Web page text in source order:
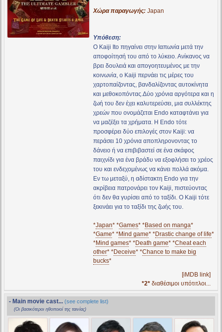
Χώρα παραγωγής: Japan
Υπόθεση:
Ο Kaiji Ito πηγαίνει στην Ιαπωνία μετά την
αποφοίτησή του από το λύκειο. Ανίκανος να
βρει δουλειά και απογοητευμένος με την
κοινωνία, ο Kaiji περνάει τις μέρες του
χαρτοπαίζοντας, βανδαλίζοντας αυτοκίνητα
και μεθοκοπόντας.Δύο χρόνια αργότερα και η
ζωή του δεν έχει καλυτερεύσει, μια συλλέκτης
χρεών που ονομάζεται Endo καταφτάνει για
να μαζέξει τα χρήματα. Η Endo τότε
προσφέρει δύο επιλογές στον Kaiji: να
περάσει 10 χρόνια αποπληρονοντας το
δάνειο ή να επιβιβαστεί σε ένα σκάφος
παιχνίδι για ένα βράδυ να εξοφλήσει το χρέος
του και ενδεχομένως να κάνει πολλά ακόμα.
Εν τω μεταξύ, η αδίστακτη Endo για την
ακρίβεια πατρονάρει τον Kaiji, πιστεύοντας
ότι δεν θα γυρίσει από το ταξίδι. Ο Kaiji τότε
ξεκινάει για το ταξίδι της ζωής του.
*Japan* *Games* *Based on manga*
*Game* *Mind game* *Drastic change of life*
*Mind games* *Death game* *Cheat each
other* *Deceive* *Chance to make big
bucks*
[iMDB link]
*2* διαθέσιμοι υπότιτλοι...
- Main movie cast... (see complete list)
(Οι βασικότεροι ηθοποιοί της ταινίας)